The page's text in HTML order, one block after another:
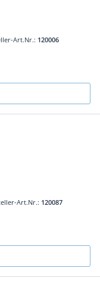
Art.Nr.: 120006
Art.Nr.: 120087